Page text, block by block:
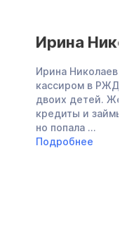
Ирина
Ирина Николаевна
кассиром в РЖД,
двоих детей.
кредиты и займы
но попала ...
Подробнее